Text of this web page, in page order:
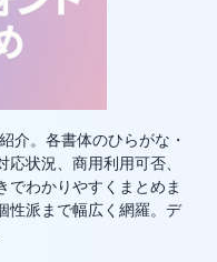
介。各書体のひらがな・
状況、商用利用可否、
でわかりやすくまとめま
性派まで幅広く網羅。デ